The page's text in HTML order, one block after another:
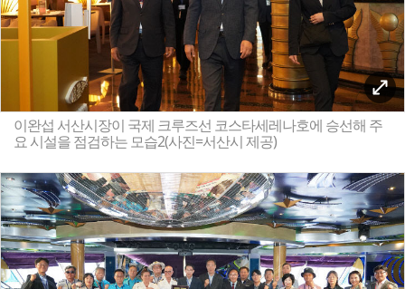
이완섭 서산시장이 국제 크루즈선 코스타세레나호에 승선해 주
요 시설을 점검하는 모습2(사진=서산시 제공)